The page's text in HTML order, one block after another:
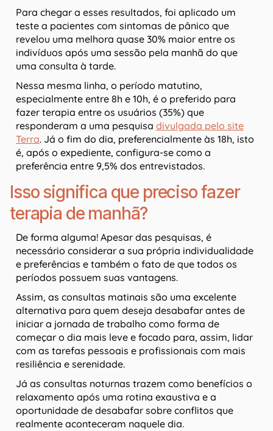
Para chegar a esses resultados, foi aplicado um
teste a pacientes com sintomas de pânico que
revelou uma melhora quase 30% maior entre os
indivíduos após uma sessão pela manhã do que
uma consulta à tarde.
Nessa mesma linha, o período matutino,
especialmente entre 8h e 10h, é o preferido para
fazer terapia entre os usuários (35%) que
responderam a uma pesquisa divulgada pelo site
Terra. Já o fim do dia, preferencialmente às 18h, isto
é, após o expediente, configura-se como a
preferência entre 9,5% dos entrevistados.
Isso significa que preciso fazer
terapia de manhã?
De forma alguma! Apesar das pesquisas, é
necessário considerar a sua própria individualidade
e preferências e também o fato de que todos os
períodos possuem suas vantagens.
Assim, as consultas matinais são uma excelente
alternativa para quem deseja desabafar antes de
iniciar a jornada de trabalho como forma de
começar o dia mais leve e focado para, assim, lidar
com as tarefas pessoais e profissionais com mais
resiliência e serenidade.
Já as consultas noturnas trazem como benefícios o
relaxamento após uma rotina exaustiva e a
oportunidade de desabafar sobre conflitos que
realmente aconteceram naquele dia.